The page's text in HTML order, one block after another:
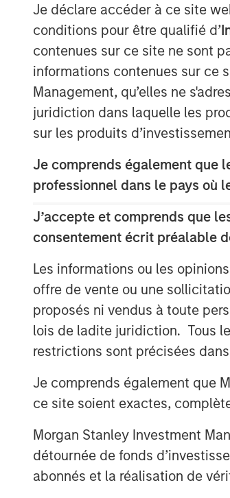
Je déclare accéder à ce site
conditions pour être qualifié d’
contenues sur ce site ne sont
informations contenues sur ce
Management, qu’elles ne
juridiction dans laquelle les
sur les produits
Je comprends également que
professionnel dans le pays où
J’accepte et comprends que
consentement écrit préalable
Les informations ou les
offre de vente ou une
proposés ni vendus à toute
lois de ladite juridiction. Tous
restrictions sont précisées
Je comprends également que
ce site soient exactes,
Morgan Stanley Investment
détournée de fonds
abonnés et la réalisation de
are pending regulatory
vehicles that seek to
cryptocurrency.
Registration statements
been filed with the SEC
securities may not be
This press release is
constitute an offer to
securities, nor shall
jurisdiction in which
prior to registration or
state or jurisdiction.
About Morgan Stanley
advisory affiliates, has
around the world and
supervision as of
Management strives to
performance, service,